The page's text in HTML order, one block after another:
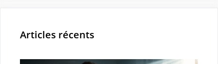
Articles récents